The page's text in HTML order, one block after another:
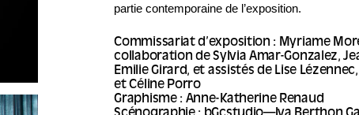
partie contemporaine de l’exposition.
Commissariat d’exposition : Myriame
collaboration de Sylvia Amar-Gonzalez,
Emilie Girard, et assistés de Lise
et Céline Porro
Graphisme : Anne-Katherine Renaud